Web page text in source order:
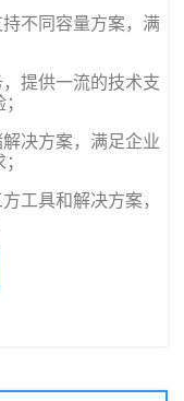
不同容量方案，满
提供一流的技术支
决方案，满足企业
工具和解决方案，